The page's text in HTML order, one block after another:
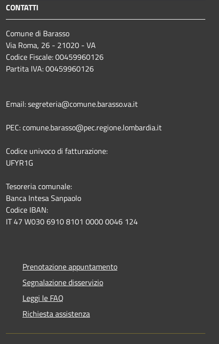
CONTATTI
Comune di Barasso
Via Roma, 26 - 21020 - VA
Codice Fiscale: 00459960126
Partita IVA: 00459960126
Email: segreteria@comune.barasso.va.it
PEC: comune.barasso@pec.regione.lombardia.it
Codice univoco di fatturazione:
UFYR1G
Tesoreria comunale:
Banca Intesa Sanpaolo
Codice IBAN:
IT 47 W030 6910 8101 0000 0046 124
Prenotazione appuntamento
Segnalazione disservizio
Leggi le FAQ
Richiesta assistenza